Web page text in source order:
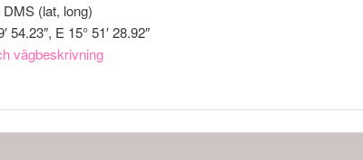
(lat, long)
54.23″, E 15° 51′ 28.92″
vägbeskrivning